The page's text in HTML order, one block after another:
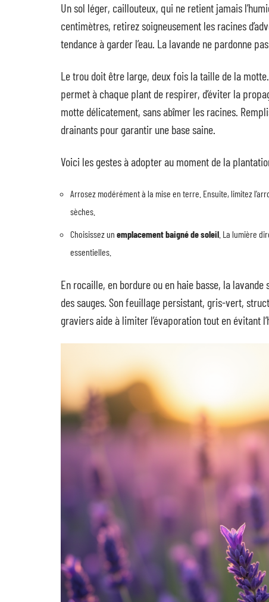
Un sol léger, caillouteux, qui ne retient jamais
centimètres, retirez soigneusement les racines
tendance à garder l’eau. La lavande ne pardonne
Le trou doit être large, deux fois la taille de la
permet à chaque plant de respirer, d’éviter la
motte délicatement, sans abîmer les racines.
drainants pour garantir une base saine.
Voici les gestes à adopter au moment de la
Arrosez modérément à la mise en terre. Ensuite, limitez
sèches.
Choisissez un emplacement baigné de soleil . La lumière
essentielles.
En rocaille, en bordure ou en haie basse, la
des sauges. Son feuillage persistant, gris-vert,
graviers aide à limiter l’évaporation tout en évitant